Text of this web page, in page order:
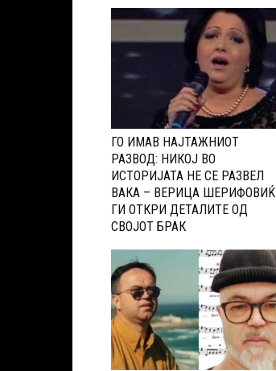
ГО ИМАВ НАЈТАЖНИОТ
РАЗВОД: НИКОЈ ВО
ИСТОРИЈАТА НЕ СЕ РАЗВЕЛ
ВАКА – ВЕРИЦА ШЕРИФОВИЌ
ГИ ОТКРИ ДЕТАЛИТЕ ОД
СВОЈОТ БРАК